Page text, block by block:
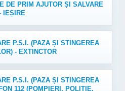
DE PRIM AJUTOR ȘI SALVARE
IEȘIRE
P.S.I. (PAZA ȘI STINGEREA
- EXTINCTOR
P.S.I. (PAZA ȘI STINGEREA
112 (POMPIERI, POLIȚIE,